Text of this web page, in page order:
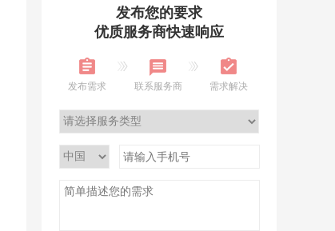
发布您的要求
优质服务商快速响应
发布需求 联系服务商 需求解决